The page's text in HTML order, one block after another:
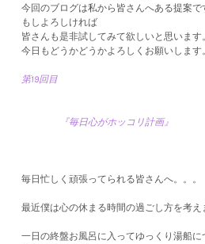
今回のブログは私から皆さんへある提案で
もしよろしければ
​皆さんも是非試してみて欲しいと思います。
今日もどうかどうかよろしくお願いします。
第19回目
『毎日心がホッコリ計画』
毎日忙しく頑張ってられる皆さんへ。。。
最近僕は心の休まる時間の過ごし方を考え
一日の終盤お風呂に入ってゆっくり湯船に